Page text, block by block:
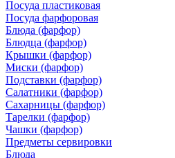
Посуда пластиковая
Посуда фарфоровая
Блюда (фарфор)
Блюдца (фарфор)
Крышки (фарфор)
Миски (фарфор)
Подставки (фарфор)
Салатники (фарфор)
Сахарницы (фарфор)
Тарелки (фарфор)
Чашки (фарфор)
Предметы сервировки
Блюда